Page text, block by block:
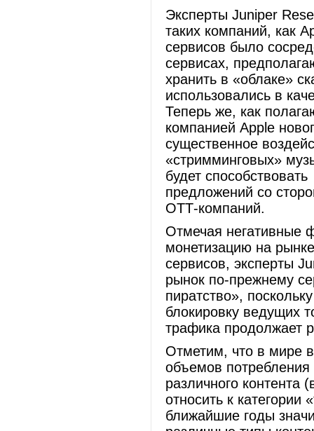
Эксперты Juniper
таких компаний, как
сервисов было
сервисах,
хранить в «облаке»
использовались в
Теперь же, как
компанией Apple
существенное
«стримминговых»
будет
предложений со
ОТТ-компаний.
Отмечая негативные
монетизацию на
сервисов, эксперты
рынок по-прежнему
пиратство»,
блокировку ведущих
трафика
Отметим, что в мире
объемов
различного контента
относить к категории
ближайшие годы